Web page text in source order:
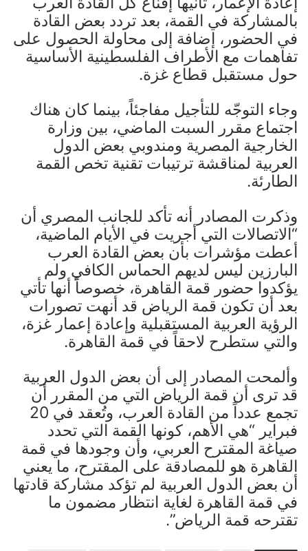
بالمشاركة في القمة، بعد تردد بعض القادة
في الحضور، إضافة إلى محاولة الحصول على
تفاهمات مع الأطراف الفلسطينية الأساسية
حول مستقبل قطاع غزة.
وجاء التوجّه للتأجيل مفاجئاً، بينما كان هناك
اجتماع مقرر السبت الماضي، بين وزارة
الخارجية المصرية ومندوبي بعض الدول
العربية لمناقشة ترتيبات تقنية تخص القمة
الطارئة.
وذكرت المصادر أنه تأكد للجانب المصري أن
“الاتصالات التي أجريت في الأيام الماضية،
أعطت مؤشرات بأن بعض القادة العرب
البارزين ليس لديهم الحماس الكافي ولم
يؤكدوا حضور قمة القاهرة، خصوصاً أنها تأتي
بعد أن تكون قمة الرياض قد أنهت تصورات
الرؤية العربية المستقبلية وإعادة إعمار غزة،
والتي ستطرح لاحقاً في قمة القاهرة.
وألمحت المصادر إلى أن بعض الدول العربية
قد ترى أن قمة الرياض التي من المقرر أن
تجمع عدداً من القادة العرب، وتُعقد في 20
فبراير “هي الأهم، كونها القمة التي تحدد
صياغة المقترح العربي، وأن وجودها في قمة
القاهرة هو للمصادقة على المقترح، ما يعني
أن بعض الدول العربية لم تؤكد مشاركة قادتها
في قمة القاهرة لغاية انتظار مضمون ما
تقترحه قمة الرياض”.